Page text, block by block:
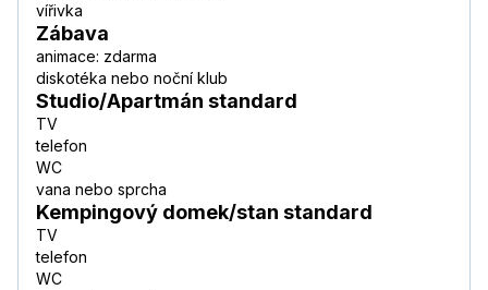
vířivka
Zábava
animace: zdarma
diskotéka nebo noční klub
Studio/Apartmán standard
TV
telefon
WC
vana nebo sprcha
Kempingový domek/stan standard
TV
telefon
WC